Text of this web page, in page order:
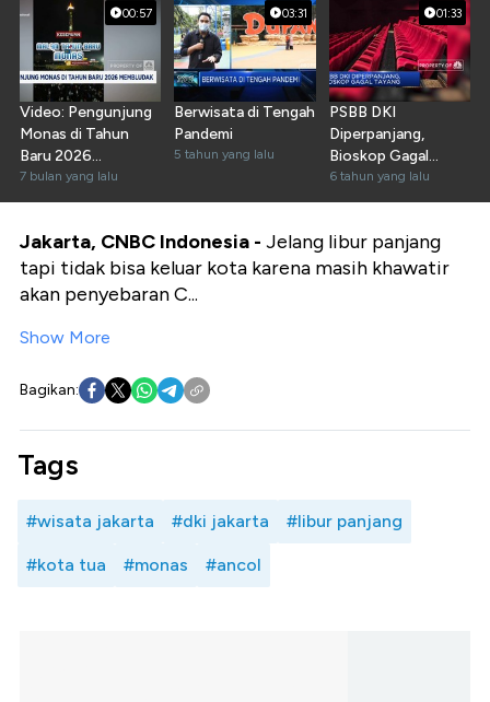
00:57
Video: Pengunjung
Monas di Tahun
Baru 2026
Membludak
7 bulan yang lalu
03:31
Berwisata di Tengah
Pandemi
5 tahun yang lalu
01:33
PSBB DKI
Diperpanjang,
Bioskop Gagal
Tayang
6 tahun yang lalu
Jakarta, CNBC Indonesia - Jelang libur panjang
tapi tidak bisa keluar kota karena masih khawatir
akan penyebaran C...
Show More
Bagikan:
Tags
#wisata jakarta #dki jakarta #libur panjang
#kota tua #monas #ancol